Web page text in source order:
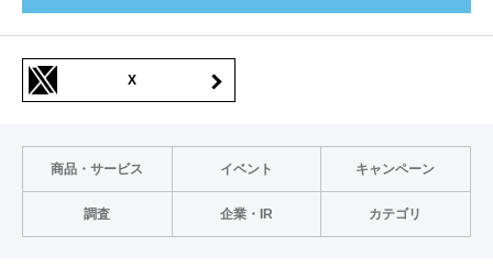
X
商品・サービス イベント キャンペーン
調査 企業・IR カテゴリ